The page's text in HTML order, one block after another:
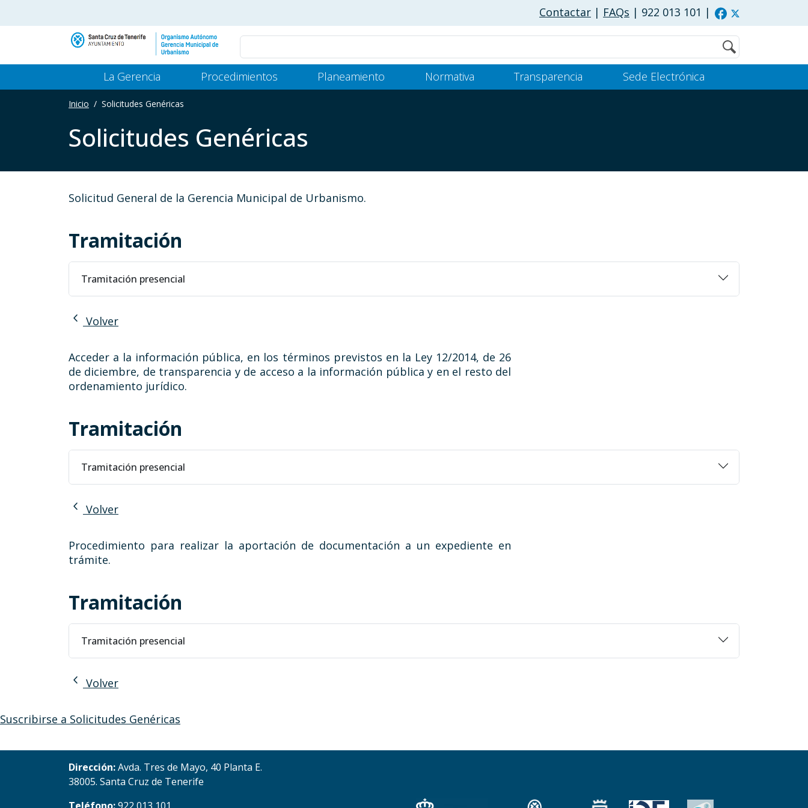
Contactar | FAQs | 922 013 101 |
Buscar
Main Menu Gerencia
La Gerencia Procedimientos Planeamiento Normativa Transparencia Sede Electrónica
Inicio Solicitudes Genéricas
Solicitudes Genéricas
Solicitud General de la Gerencia Municipal de Urbanismo.
Tramitación
Tramitación presencial
chevron_left Volver
Acceder a la información pública, en los términos previstos en la Ley 12/2014, de 26
de diciembre, de transparencia y de acceso a la información pública y en el resto del
ordenamiento jurídico.
Tramitación
Tramitación presencial
chevron_left Volver
Procedimiento para realizar la aportación de documentación a un expediente en
trámite.
Tramitación
Tramitación presencial
chevron_left Volver
Suscribirse a Solicitudes Genéricas
Dirección:Avda. Tres de Mayo, 40 Planta E.
38005. Santa Cruz de Tenerife